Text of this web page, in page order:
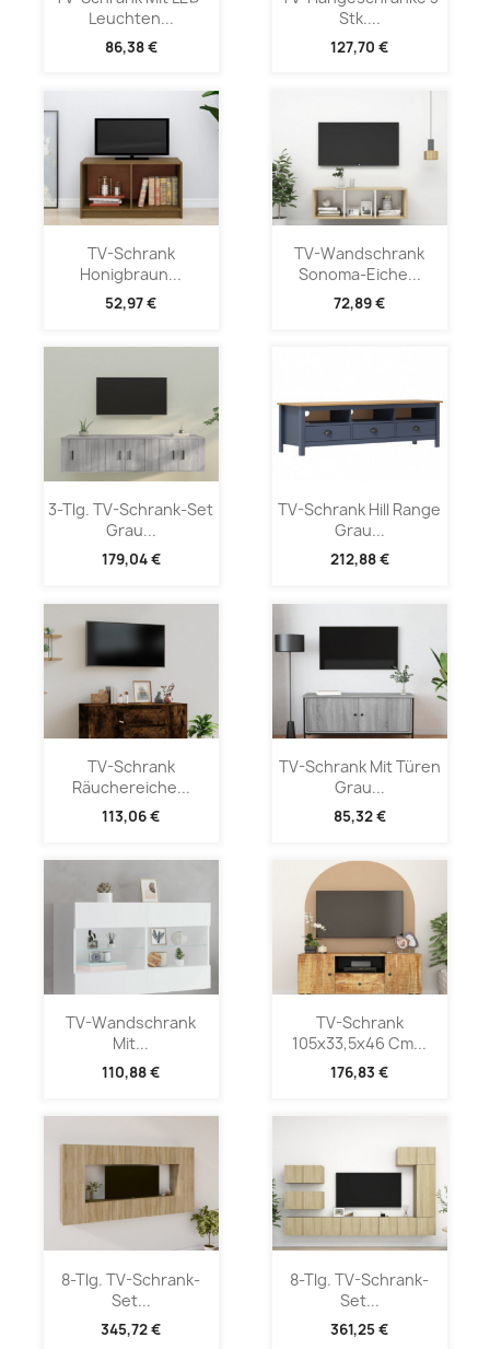
Leuchten...
86,38 €
Stk....
127,70 €
TV-Schrank
Honigbraun...
52,97 €
TV-Wandschrank
Sonoma-Eiche...
72,89 €
3-Tlg. TV-Schrank-Set
Grau...
179,04 €
TV-Schrank Hill Range
Grau...
212,88 €
TV-Schrank
Räuchereiche...
113,06 €
TV-Schrank Mit Türen
Grau...
85,32 €
TV-Wandschrank
Mit...
110,88 €
TV-Schrank
105x33,5x46 Cm...
176,83 €
8-Tlg. TV-Schrank-
Set...
345,72 €
8-Tlg. TV-Schrank-
Set...
361,25 €